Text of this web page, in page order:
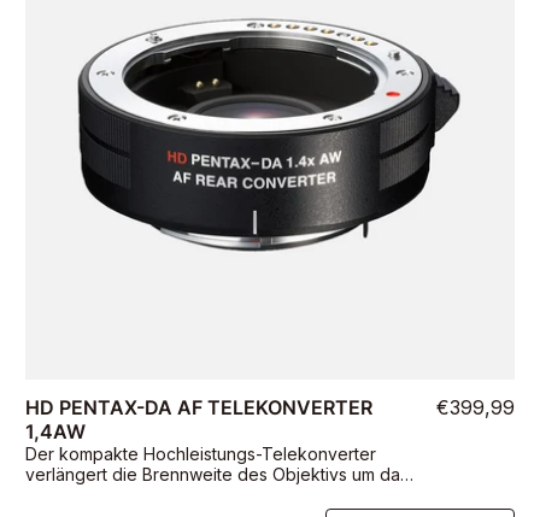
HD PENTAX-DA AF TELEKONVERTER
1,4AW
Der kompakte Hochleistungs-Telekonverter
verlängert die Brennweite des Objektivs um das
€399,99